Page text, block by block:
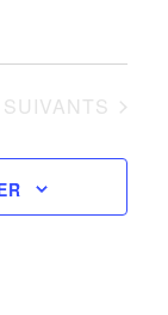
ÉVÈNEMENTS
SUIVANTS